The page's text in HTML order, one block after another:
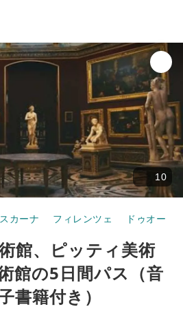
10
スカーナ フィレンツェ ドゥオーモ
館、ピッティ美術
館の5日間パス（音
書籍付き）